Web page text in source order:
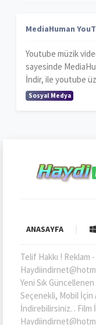
MediaHuman
Youtube müzik
sayesinde
İndir, ile youtube
Sosyal Medya
ANASAYFA
Telif Hakkı ! Reklam
Yeni Sık
Seçenekli, Mobil İçin
İndirebilirsiniz. . Film